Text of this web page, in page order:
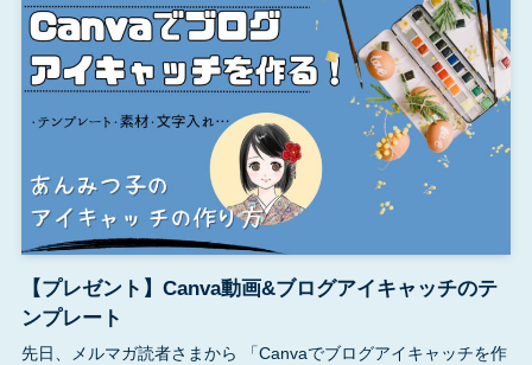
【プレゼント】Canva動画&ブログアイキャッチのテ
ンプレート
先日、メルマガ読者さまから 「Canvaでブログアイキャッチを作